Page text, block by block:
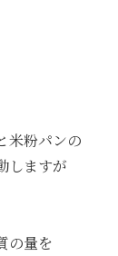
米粉パンの
しますが
の量を